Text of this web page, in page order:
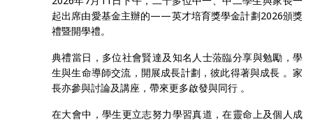
起出席由愛基金主辦的——英才培育獎學金計劃2026頒獎
禮暨開學禮。
典禮當日，多位社會賢達及知名人士蒞臨分享與勉勵，學
生與生命導師交流，開展成長計劃，彼此得著與成長 。家
長亦參與討論及講座，帶來更多啟發與同行 。
在大會中，學生更立志努力學習真道，在靈命上及個人成